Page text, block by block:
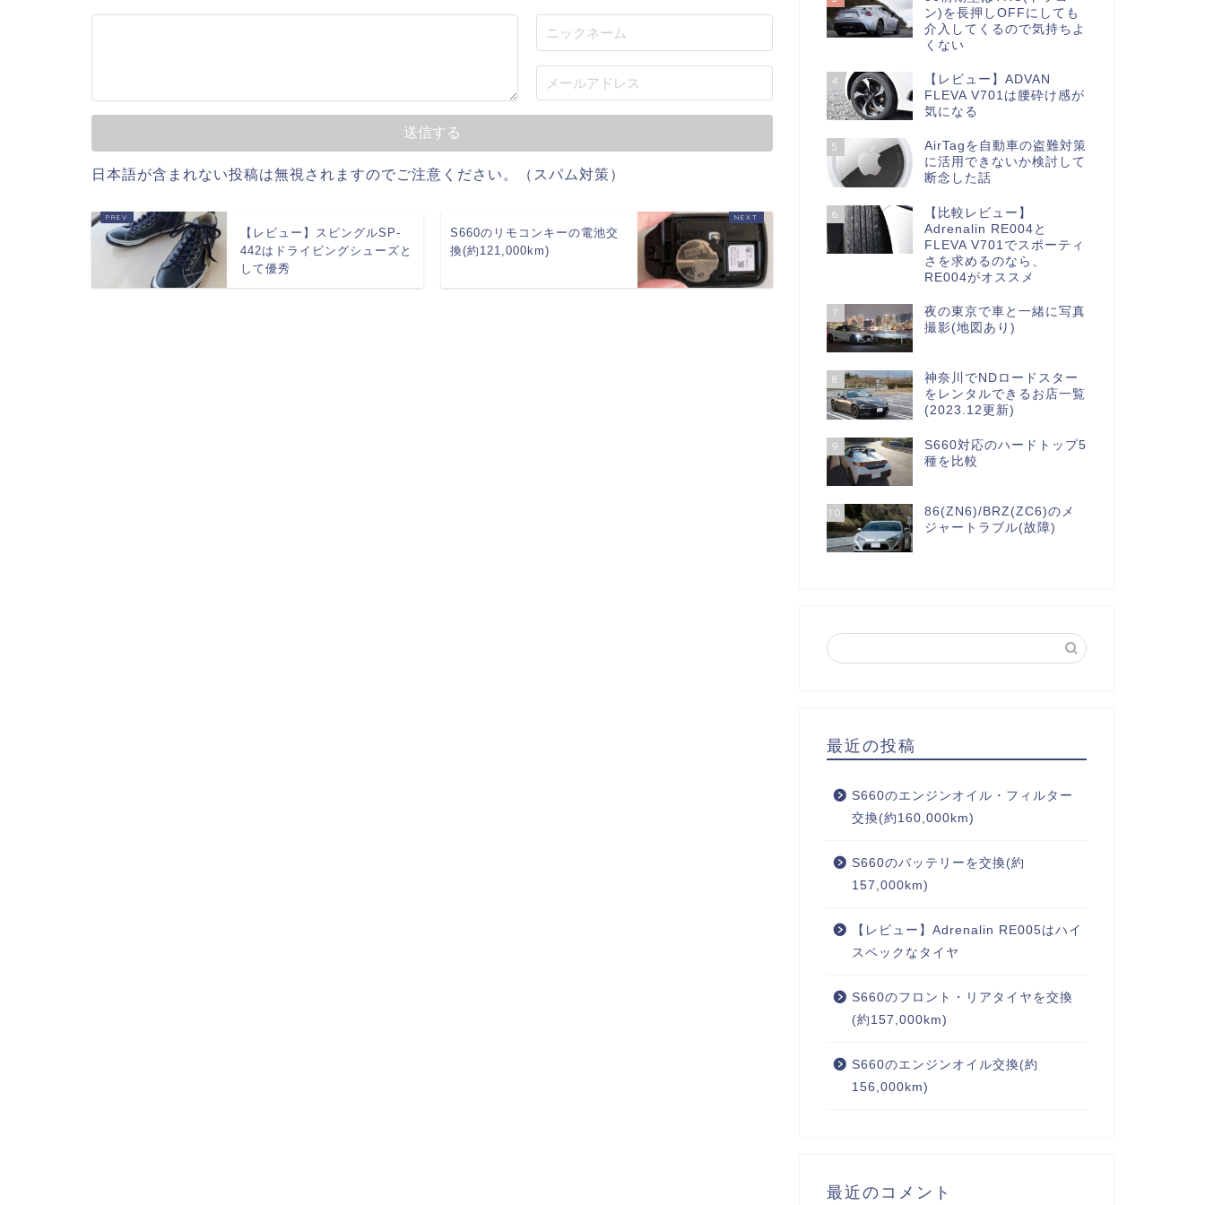
日本語が含まれない投稿は無視されますのでご注意ください。（スパム対策）
【レビュー】スピングルSP-
442はドライビングシューズと
して優秀
S660のリモコンキーの電池交
換(約121,000km)
ン)を長押しOFFにしても
介入してくるので気持ちよ
くない
4
【レビュー】ADVAN
FLEVA V701は腰砕け感が
気になる
5
AirTagを自動車の盗難対策
に活用できないか検討して
断念した話
6
【比較レビュー】
Adrenalin RE004と
FLEVA V701でスポーティ
さを求めるのなら、
RE004がオススメ
7
夜の東京で車と一緒に写真
撮影(地図あり)
8
神奈川でNDロードスター
をレンタルできるお店一覧
(2023.12更新)
9
S660対応のハードトップ5
種を比較
10
86(ZN6)/BRZ(ZC6)のメ
ジャートラブル(故障)
最近の投稿
S660のエンジンオイル・フィルター
交換(約160,000km)
S660のバッテリーを交換(約
157,000km)
【レビュー】Adrenalin RE005はハイ
スペックなタイヤ
S660のフロント・リアタイヤを交換
(約157,000km)
S660のエンジンオイル交換(約
156,000km)
最近のコメント